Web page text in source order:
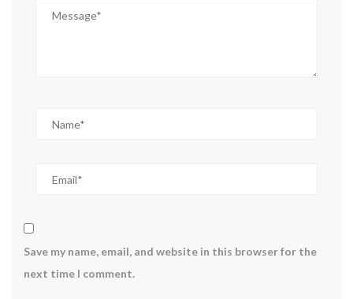
Save my name, email, and website in this browser for the
next time I comment.